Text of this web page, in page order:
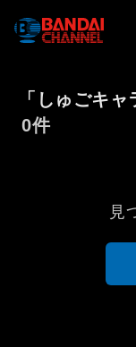
「しゅごキ
0件
見